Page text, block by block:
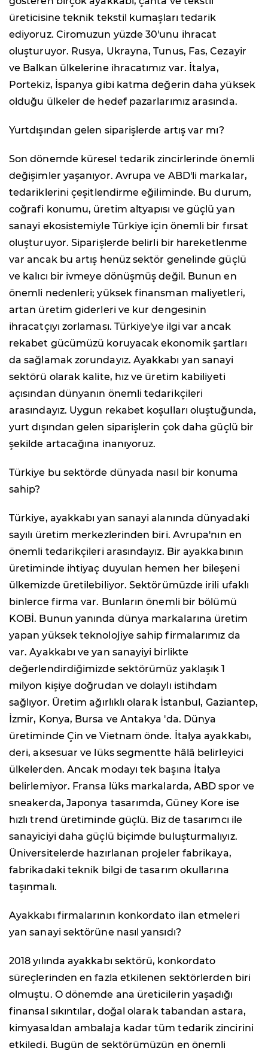
üreticisine teknik tekstil kumaşları tedarik
ediyoruz. Ciromuzun yüzde 30'unu ihracat
oluşturuyor. Rusya, Ukrayna, Tunus, Fas, Cezayir
ve Balkan ülkelerine ihracatımız var. İtalya,
Portekiz, İspanya gibi katma değerin daha yüksek
olduğu ülkeler de hedef pazarlarımız arasında.
Yurtdışından gelen siparişlerde artış var mı?
Son dönemde küresel tedarik zincirlerinde önemli
değişimler yaşanıyor. Avrupa ve ABD'li markalar,
tedariklerini çeşitlendirme eğiliminde. Bu durum,
coğrafi konumu, üretim altyapısı ve güçlü yan
sanayi ekosistemiyle Türkiye için önemli bir fırsat
oluşturuyor. Siparişlerde belirli bir hareketlenme
var ancak bu artış henüz sektör genelinde güçlü
ve kalıcı bir ivmeye dönüşmüş değil. Bunun en
önemli nedenleri; yüksek finansman maliyetleri,
artan üretim giderleri ve kur dengesinin
ihracatçıyı zorlaması. Türkiye'ye ilgi var ancak
rekabet gücümüzü koruyacak ekonomik şartları
da sağlamak zorundayız. Ayakkabı yan sanayi
sektörü olarak kalite, hız ve üretim kabiliyeti
açısından dünyanın önemli tedarikçileri
arasındayız. Uygun rekabet koşulları oluştuğunda,
yurt dışından gelen siparişlerin çok daha güçlü bir
şekilde artacağına inanıyoruz.
Türkiye bu sektörde dünyada nasıl bir konuma
sahip?
Türkiye, ayakkabı yan sanayi alanında dünyadaki
sayılı üretim merkezlerinden biri. Avrupa'nın en
önemli tedarikçileri arasındayız. Bir ayakkabının
üretiminde ihtiyaç duyulan hemen her bileşeni
ülkemizde üretilebiliyor. Sektörümüzde irili ufaklı
binlerce firma var. Bunların önemli bir bölümü
KOBİ. Bunun yanında dünya markalarına üretim
yapan yüksek teknolojiye sahip firmalarımız da
var. Ayakkabı ve yan sanayiyi birlikte
değerlendirdiğimizde sektörümüz yaklaşık 1
milyon kişiye doğrudan ve dolaylı istihdam
sağlıyor. Üretim ağırlıklı olarak İstanbul, Gaziantep,
İzmir, Konya, Bursa ve Antakya 'da. Dünya
üretiminde Çin ve Vietnam önde. ⁠İtalya ayakkabı,
deri, aksesuar ve lüks segmentte hâlâ belirleyici
ülkelerden. Ancak modayı tek başına İtalya
belirlemiyor. Fransa lüks markalarda, ABD spor ve
sneakerda, Japonya tasarımda, Güney Kore ise
hızlı trend üretiminde güçlü. Biz de tasarımcı ile
sanayiciyi daha güçlü biçimde buluşturmalıyız.
Üniversitelerde hazırlanan projeler fabrikaya,
fabrikadaki teknik bilgi de tasarım okullarına
taşınmalı.
Ayakkabı firmalarının konkordato ilan etmeleri
yan sanayi sektörüne nasıl yansıdı?
2018 yılında ayakkabı sektörü, konkordato
süreçlerinden en fazla etkilenen sektörlerden biri
olmuştu. O dönemde ana üreticilerin yaşadığı
finansal sıkıntılar, doğal olarak tabandan astara,
kimyasaldan ambalaja kadar tüm tedarik zincirini
etkiledi. Bugün de sektörümüzün en önemli